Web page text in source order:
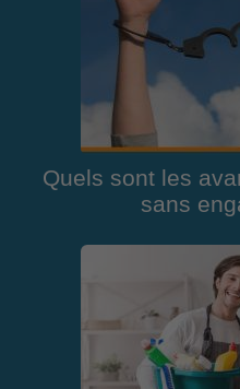
Quels sont les
sans